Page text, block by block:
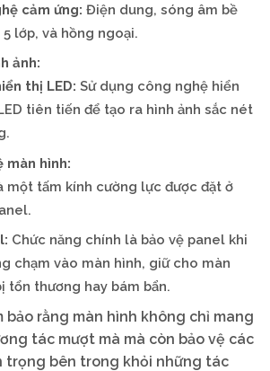
cảm ứng: Điện dung, sóng âm bề
lớp, và hồng ngoại.
ảnh:
thị LED: Sử dụng công nghệ hiển
tiên tiến để tạo ra hình ảnh sắc nét
màn hình:
một tấm kính cường lực được đặt ở
Chức năng chính là bảo vệ panel khi
chạm vào màn hình, giữ cho màn
tổn thương hay bám bẩn.
bảo rằng màn hình không chỉ mang
tác mượt mà mà còn bảo vệ các
trọng bên trong khỏi những tác